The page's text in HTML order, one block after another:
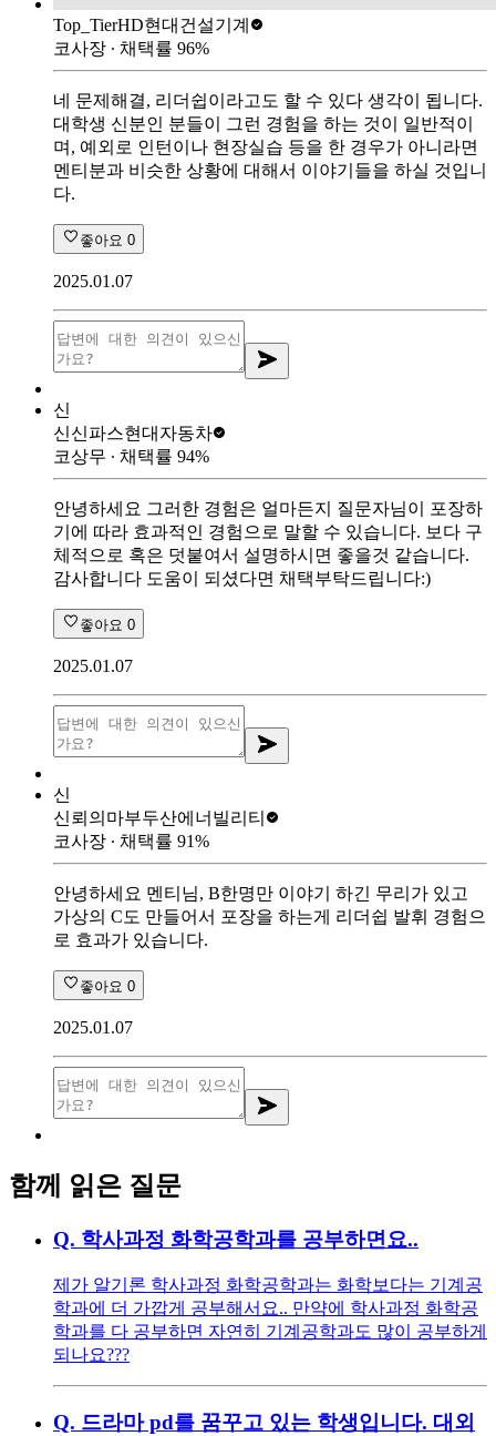
Top_TierHD현대건설기계
코사장 ∙ 채택률 96%
네 문제해결, 리더쉽이라고도 할 수 있다 생각이 됩니다.
대학생 신분인 분들이 그런 경험을 하는 것이 일반적이
며, 예외로 인턴이나 현장실습 등을 한 경우가 아니라면
멘티분과 비슷한 상황에 대해서 이야기들을 하실 것입니
다.
좋아요 0
2025.01.07
신
신신파스현대자동차
코상무 ∙ 채택률 94%
안녕하세요 그러한 경험은 얼마든지 질문자님이 포장하
기에 따라 효과적인 경험으로 말할 수 있습니다. 보다 구
체적으로 혹은 덧붙여서 설명하시면 좋을것 같습니다.
감사합니다 도움이 되셨다면 채택부탁드립니다:)
좋아요 0
2025.01.07
신
신뢰의마부두산에너빌리티
코사장 ∙ 채택률 91%
안녕하세요 멘티님, B한명만 이야기 하긴 무리가 있고
가상의 C도 만들어서 포장을 하는게 리더쉽 발휘 경험으
로 효과가 있습니다.
좋아요 0
2025.01.07
함께 읽은 질문
Q. 학사과정 화학공학과를 공부하면요..
제가 알기론 학사과정 화학공학과는 화학보다는 기계공
학과에 더 가깝게 공부해서요.. 만약에 학사과정 화학공
학과를 다 공부하면 자연히 기계공학과도 많이 공부하게
되나요???
Q. 드라마 pd를 꿈꾸고 있는 학생입니다. 대외